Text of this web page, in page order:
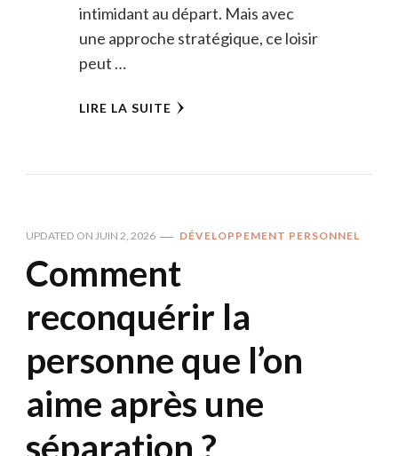
intimidant au départ. Mais avec
une approche stratégique, ce loisir
peut …
LIRE LA SUITE
UPDATED ON JUIN 2, 2026 DÉVELOPPEMENT PERSONNEL
Comment
reconquérir la
personne que l’on
aime après une
séparation ?